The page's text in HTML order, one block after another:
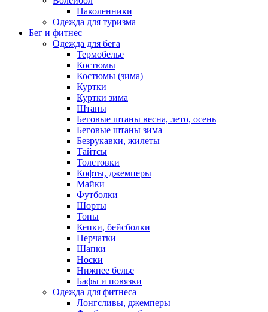
Наколенники
Одежда для туризма
Бег и фитнес
Одежда для бега
Термобелье
Костюмы
Костюмы (зима)
Куртки
Куртки зима
Штаны
Беговые штаны весна, лето, осень
Беговые штаны зима
Безрукавки, жилеты
Тайтсы
Толстовки
Кофты, джемперы
Майки
Футболки
Шорты
Топы
Кепки, бейсболки
Перчатки
Шапки
Носки
Нижнее белье
Бафы и повязки
Одежда для фитнеса
Лонгсливы, джемперы